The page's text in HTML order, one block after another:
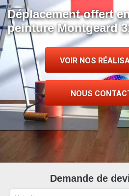
Déplacement offert
peinture Montgeard
VOIR NOS
NOUS
Demande de